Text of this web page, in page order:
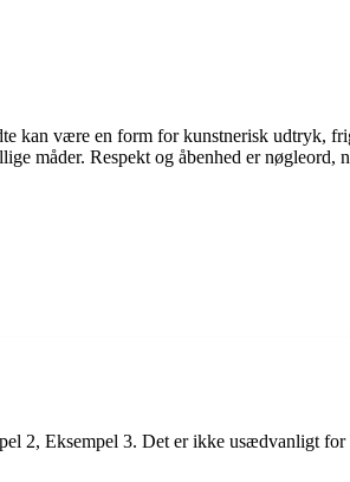
kan være en form for kunstnerisk udtryk,
måder. Respekt og åbenhed er nøgleord,
2, Eksempel 3. Det er ikke usædvanligt for